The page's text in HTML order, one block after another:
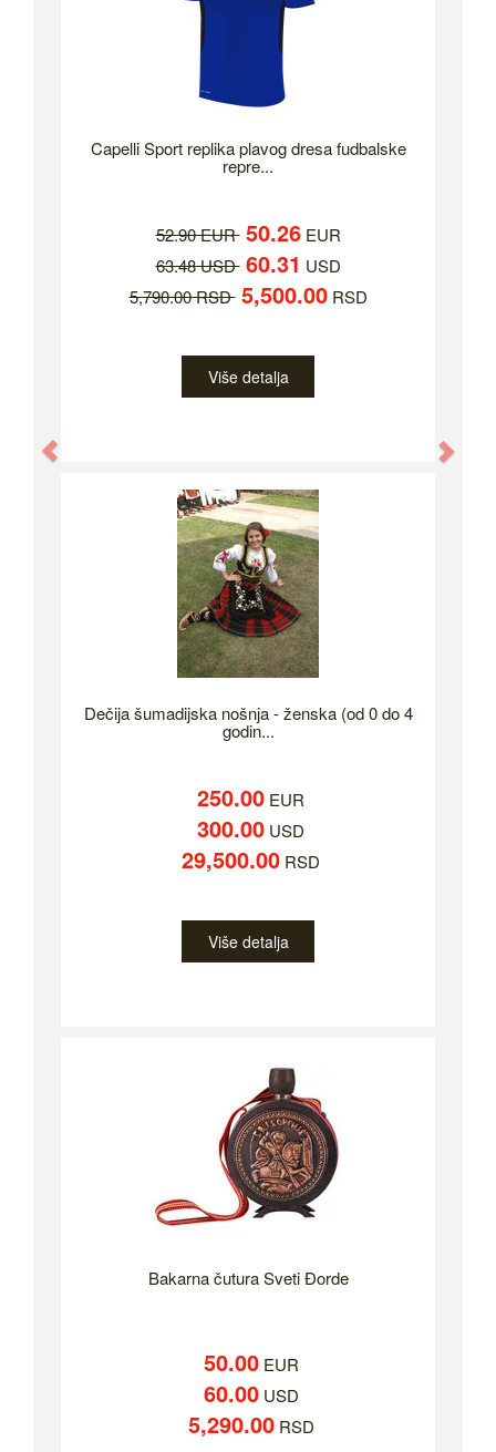
Capelli Sport replika plavog dresa fudbalske
repre...
52.90 EUR 50.26EUR
63.48 USD 60.31 USD
5,790.00 RSD 5,500.00RSD
Više detalja
Dečija šumadijska nošnja - ženska (od 0 do 4
godin...
250.00 EUR
300.00 USD
29,500.00 RSD
Više detalja
Bakarna čutura Sveti Đorde
50.00EUR
60.00USD
5,290.00RSD